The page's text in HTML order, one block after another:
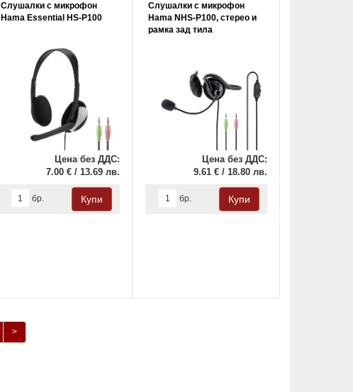
Слушалки с микрофон
Hama Essential HS-P100
Цена без ДДС:
7.00 € / 13.69 лв.
бр.
Слушалки с микрофон
Hama NHS-P100, стерео и
рамка зад тила
Цена без ДДС:
9.61 € / 18.80 лв.
бр.
>